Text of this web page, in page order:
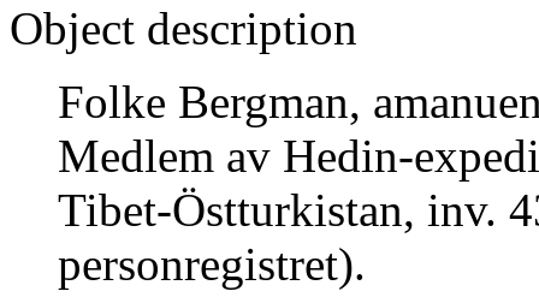
Object description
Folke Bergman,
Medlem av Hedin-
Tibet-Östturkistan, inv.
personregistret).